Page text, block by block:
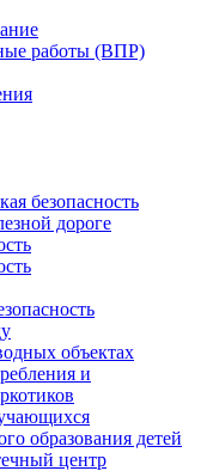
работы (ВПР)
безопасность
дороге
объектах
и
образования детей
центр